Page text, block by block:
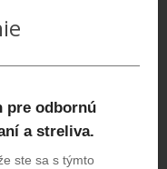
pre odbornú
a streliva.
ste sa s týmto